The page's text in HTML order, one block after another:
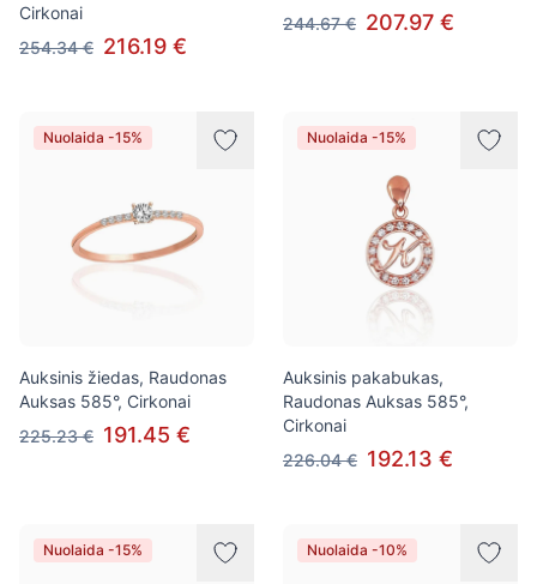
Cirkonai
254.34 € 216.19 €
244.67 € 207.97 €
Nuolaida -15%
Auksinis žiedas, Raudonas
Auksas 585°, Cirkonai
225.23 € 191.45 €
Nuolaida -15%
Auksinis pakabukas,
Raudonas Auksas 585°,
Cirkonai
226.04 € 192.13 €
Nuolaida -15% Nuolaida -10%